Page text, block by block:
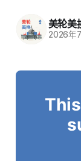
美轮美
2026年